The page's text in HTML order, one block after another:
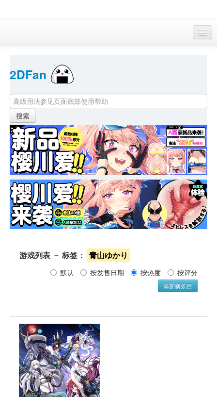
首页
找游戏
下资源
目录
本月新作
站内动态
小组
KF Online
2DFan
游戏列表 － 标签： 青山ゆかり
默认 按发售日期 按热度 按评分
添加新条目